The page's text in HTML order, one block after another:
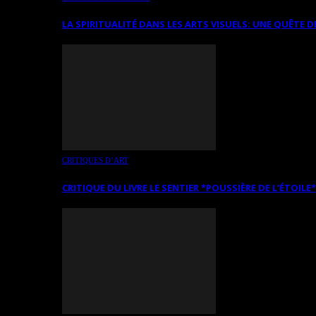
LA SPIRITUALITÉ DANS LES ARTS VISUELS: UNE QUÊTE
CRITIQUES D’ART
CRITIQUE DU LIVRE LE SENTIER *POUSSIÈRE DE L’ÉTOILE*